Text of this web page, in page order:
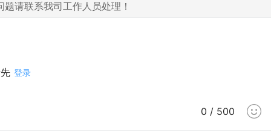
请联系我司工作人员处理！
0 / 500
登录